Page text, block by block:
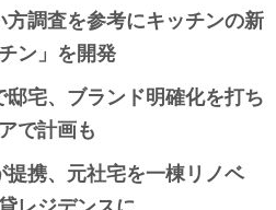
調査を参考にキッチンの新
ン」を開発
宅、ブランド明確化を打ち
で計画も
携、元社宅を一棟リノベ